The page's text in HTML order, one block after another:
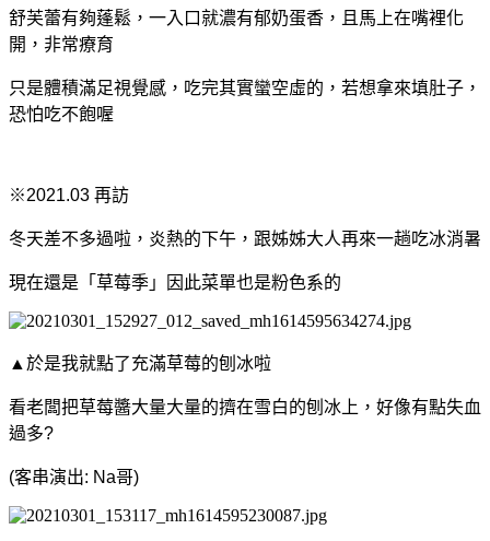
舒芙蕾有夠蓬鬆，一入口就濃有郁奶蛋香， 且馬上在嘴裡化
開， 非常療育
只是體積滿足視覺感，吃完其實蠻空虛的， 若想拿來填肚子，
恐怕吃不飽喔
※2021.03 再訪
冬天差不多過啦， 炎熱的下午，跟姊姊大人再來一趟吃冰消暑
現在還是「草莓季」因此菜單也是粉色系的
▲於是我就點了充滿草莓的刨冰啦
看老闆把草莓醬大量大量的擠在雪白的刨冰上， 好像有點失血
過多?
(客串演出: Na哥)